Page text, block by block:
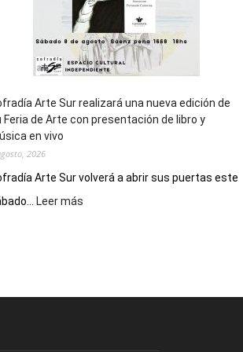
Arte Sur realizará una nueva edición de
Feria de Arte con presentación de libro y
en vivo
2026
Arte Sur volverá a abrir sus puertas este
Leer más
nueva